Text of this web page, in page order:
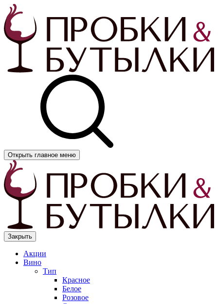
Открыть главное меню
Закрыть
Акции
Вино
Тип
Красное
Белое
Розовое